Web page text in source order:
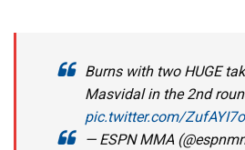
Burns with two HUGE
Masvidal in the 2nd
pic.twitter.com/
— ESPN MMA